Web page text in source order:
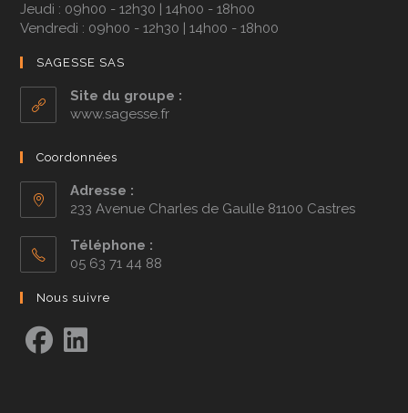
Jeudi : 09h00 - 12h30 | 14h00 - 18h00
Vendredi : 09h00 - 12h30 | 14h00 - 18h00
SAGESSE SAS
Site du groupe :
www.sagesse.fr
Coordonnées
Adresse :
233 Avenue Charles de Gaulle 81100 Castres
Téléphone :
05 63 71 44 88
Nous suivre